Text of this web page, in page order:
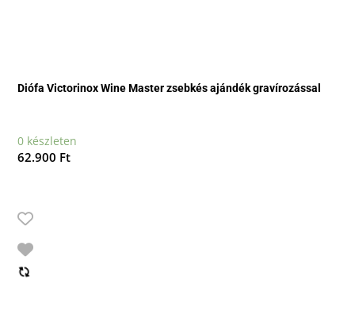
Diófa Victorinox Wine Master zsebkés ajándék gravírozással
0 készleten
62.900 Ft